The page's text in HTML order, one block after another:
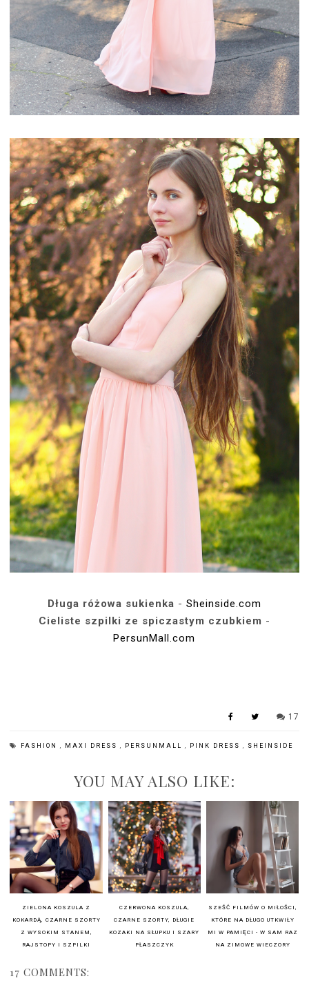
Długa różowa sukienka - Sheinside.com
Cieliste szpilki ze spiczastym czubkiem -
PersunMall.com
17
FASHION MAXI DRESS PERSUNMALL PINK DRESS SHEINSIDE
YOU MAY ALSO LIKE:
ZIELONA KOSZULA Z
KOKARDĄ, CZARNE SZORTY
Z WYSOKIM STANEM,
RAJSTOPY I SZPILKI
CZERWONA KOSZULA,
CZARNE SZORTY, DŁUGIE
KOZAKI NA SŁUPKU I SZARY
PŁASZCZYK
SZEŚĆ FILMÓW O MIŁOŚCI,
KTÓRE NA DŁUGO UTKWIŁY
MI W PAMIĘCI - W SAM RAZ
NA ZIMOWE WIECZORY
17 COMMENTS: